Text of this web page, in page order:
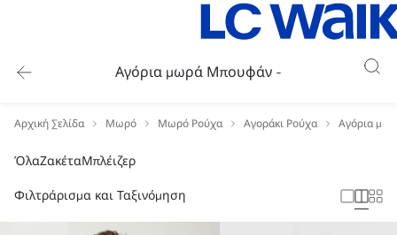
Αγόρια μωρά Μπουφάν -
Αρχική Σελίδα Μωρό Μωρό Ρούχα Αγοράκι Ρούχα Αγόρια
ΌλαΖακέταΜπλέιζερ
Φιλτράρισμα και Ταξινόμηση